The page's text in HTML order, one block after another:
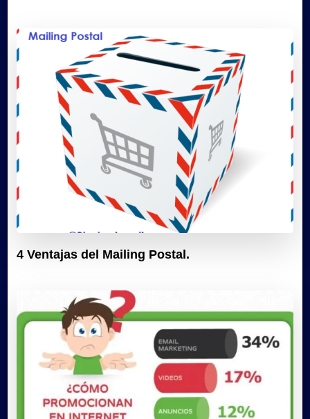
4 Ventajas del Mailing Postal.